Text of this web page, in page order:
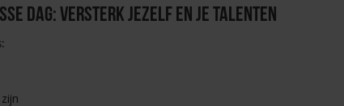
Dag: versterk jezelf en je talenten